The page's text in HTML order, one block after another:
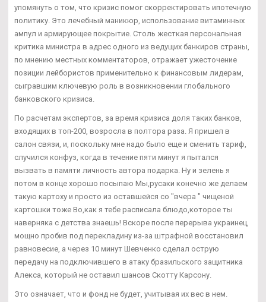
упомянуть о том, что кризис помог скорректировать ипотечную
политику. Это лечебный маникюр, использование витаминных
ампул и армирующее покрытие. Столь жесткая персональная
критика министра в адрес одного из ведущих банкиров страны,
по мнению местных комментаторов, отражает ужесточение
позиции лейбористов применительно к финансовым лидерам,
сыгравшим ключевую роль в возникновении глобального
банковского кризиса.
По расчетам экспертов, за время кризиса доля таких банков,
входящих в топ-200, возросла в полтора раза. Я пришел в
салон связи, и, поскольку мне надо было еще и сменить тариф,
случился конфуз, когда в течение пяти минут я пытался
вызвать в памяти личность автора подарка. Ну и зелень я
потом в конце хорошо посыпаю Мы,русаки конечно же делаем
такую картоху и просто из оставшейся со "вчера " чищеной
картошки тоже Во,как я тебе расписала блюдо,которое ты
наверняка с детства знаешь! Вскоре после перерыва украинец,
мощно пробив под перекладину из-за штрафной восстановил
равновесие, а через 10 минут Шевченко сделал острую
передачу на подключившего в атаку бразильского защитника
Алекса, который не оставил шансов Скотту Карсону.
Это означает, что и фонд не будет, учитывая их вес в нем.